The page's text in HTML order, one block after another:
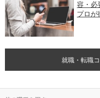
容・必
プロが
就職・転職